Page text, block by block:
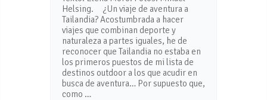
Helsing. ¿Un viaje de aventura a
Tailandia? Acostumbrada a hacer
viajes que combinan deporte y
naturaleza a partes iguales, he de
reconocer que Tailandia no estaba en
los primeros puestos de mi lista de
destinos outdoor a los que acudir en
busca de aventura… Por supuesto que,
como …